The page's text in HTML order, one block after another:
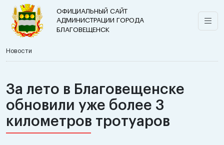
ОФИЦИАЛЬНЫЙ САЙТ
АДМИНИСТРАЦИИ ГОРОДА
БЛАГОВЕЩЕНСК
Новости
За лето в Благовещенске
обновили уже более 3
километров тротуаров